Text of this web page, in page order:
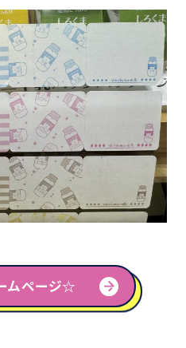
ムページ☆